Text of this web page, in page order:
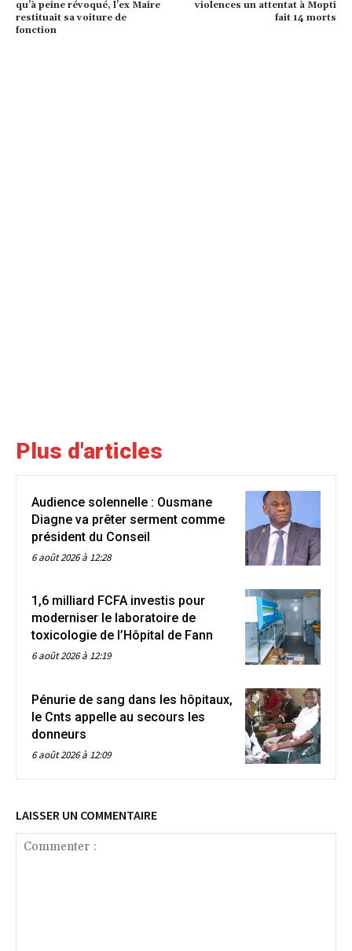
qu’à peine révoqué, l’ex Maire
restituait sa voiture de
fonction
violences un attentat à Mopti
fait 14 morts
Plus d'articles
Audience solennelle : Ousmane
Diagne va prêter serment comme
président du Conseil
6 août 2026 à 12:28
1,6 milliard FCFA investis pour
moderniser le laboratoire de
toxicologie de l’Hôpital de Fann
6 août 2026 à 12:19
Pénurie de sang dans les hôpitaux,
le Cnts appelle au secours les
donneurs
6 août 2026 à 12:09
LAISSER UN COMMENTAIRE